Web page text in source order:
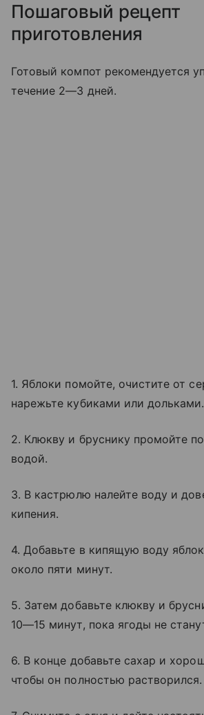
Пошаговый рецепт
приготовления
Готовый компот рекомендуется
течение 2—3 дней.
1. Яблоки помойте, очистите от
нарежьте кубиками или дольками.
2. Клюкву и бруснику промойте
водой.
3. В кастрюлю налейте воду и
кипения.
4. Добавьте в кипящую воду
около пяти минут.
5. Затем добавьте клюкву и
10—15 минут, пока ягоды не
6. В конце добавьте сахар и
чтобы он полностью растворился.